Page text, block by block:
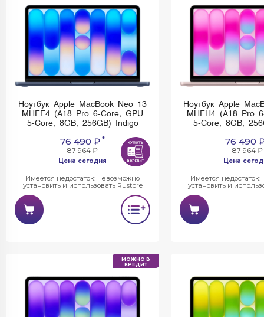
Ноутбук Apple MacBook Neo 13
MHFF4 (A18 Pro 6-Core, GPU
5-Core, 8GB, 256GB) Indigo
76 490 ₽ *
87 964 ₽
Цена сегодня
Имеется недостаток: невозможно
установить и использовать Rustore
Ноутбук Apple
MHFH4 (A18 Pro
5-Core, 8GB,
76 490
87 964 ₽
Цена
Имеется
установить и
МОЖНО В
КРЕДИТ